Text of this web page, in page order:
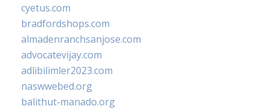
cyetus.com
bradfordshops.com
almadenranchsanjose.com
advocatevijay.com
adlibilimler2023.com
naswwebed.org
balithut-manado.org